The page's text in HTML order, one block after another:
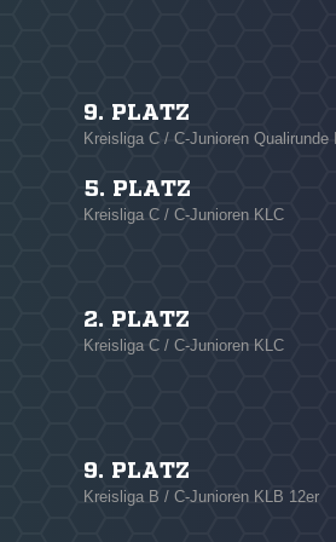
9. PLATZ
Kreisliga C / C-Junioren Qualirunde
5. PLATZ
Kreisliga C / C-Junioren KLC
2. PLATZ
Kreisliga C / C-Junioren KLC
9. PLATZ
Kreisliga B / C-Junioren KLB 12er